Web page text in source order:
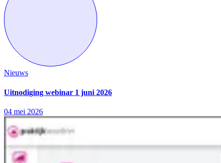
Nieuws
Uitnodiging webinar 1 juni 2026
04 mei 2026